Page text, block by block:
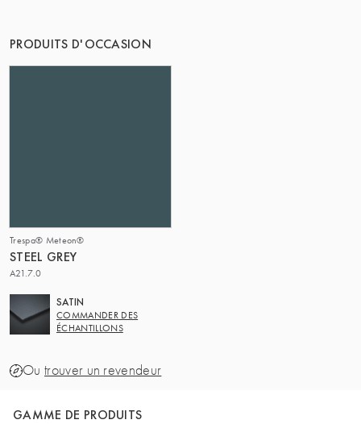
PRODUITS D'OCCASION
Trespa® Meteon®
STEEL GREY
A21.7.0
SATIN
COMMANDER DES
ÉCHANTILLONS
Ou trouver un revendeur
GAMME DE PRODUITS